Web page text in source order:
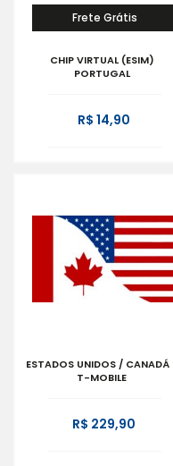
Frete Grátis
CHIP VIRTUAL (ESIM)
PORTUGAL
R$ 14,90
ESTADOS UNIDOS /
T-MOBILE
R$ 229,90